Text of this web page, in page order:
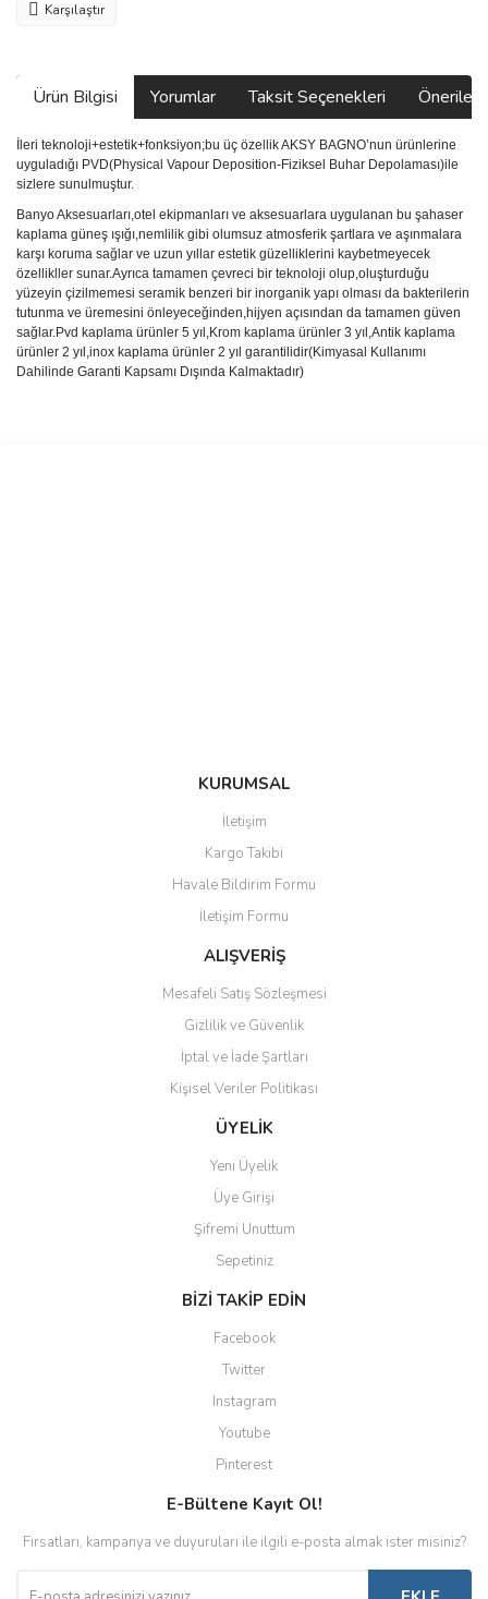
Karşılaştır
Ürün Bilgisi Yorumlar Taksit Seçenekleri
İleri teknoloji+estetik+fonksiyon;bu üç özellik AKSY BAGNO’nun ürünlerine
uyguladığı PVD(Physical Vapour Deposition-Fiziksel Buhar Depolaması)ile
sizlere sunulmuştur.
Banyo Aksesuarları,otel ekipmanları ve aksesuarlara uygulanan bu şahaser
kaplama güneş ışığı,nemlilik gibi olumsuz atmosferik şartlara ve aşınmalara
karşı koruma sağlar ve uzun yıllar estetik güzelliklerini kaybetmeyecek
özellikller sunar.Ayrıca tamamen çevreci bir teknoloji olup,oluşturduğu
yüzeyin çizilmemesi seramik benzeri bir inorganik yapı olması da bakterilerin
tutunma ve üremesini önleyeceğinden,hijyen açısından da tamamen güven
sağlar.Pvd kaplama ürünler 5 yıl,Krom kaplama ürünler 3 yıl,Antik kaplama
ürünler 2 yıl,inox kaplama ürünler 2 yıl garantilidir(Kimyasal Kullanımı
Dahilinde Garanti Kapsamı Dışında Kalmaktadır)
Gönder
KURUMSAL
İletişim
Kargo Takibi
Havale Bildirim Formu
İletişim Formu
ALIŞVERİŞ
Mesafeli Satış Sözleşmesi
Gizlilik ve Güvenlik
İptal ve İade Şartları
Kişisel Veriler Politikası
ÜYELİK
Yeni Üyelik
Üye Girişi
Şifremi Unuttum
Sepetiniz
BİZİ TAKİP EDİN
Facebook
Twitter
Instagram
Youtube
Pinterest
E-Bültene Kayıt Ol!
Fırsatları, kampanya ve duyuruları ile ilgili e-posta almak ister misiniz?